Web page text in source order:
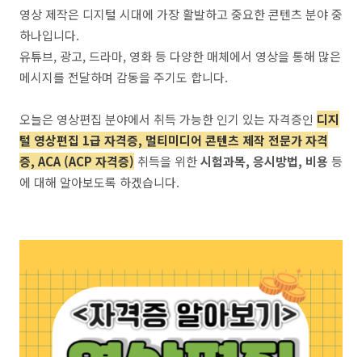
영상 제작은 디지털 시대에 가장 활발하고 중요한 콘텐츠 분야 중
하나입니다.
유튜브, 광고, 드라마, 영화 등 다양한 매체에서 영상을 통해 많은
메시지를 전달하며 감동을 주기도 합니다.
오늘은 영상편집 분야에서 취득 가능한 인기 있는 자격증인 디지
털 영상편집 1급 자격증, 멀티미디어 콘텐츠 제작 전문가 자격
증, ACA (ACP 자격증) 취득을 위한시험과목, 응시방법, 비용 등
에 대해 알아보도록 하겠습니다.